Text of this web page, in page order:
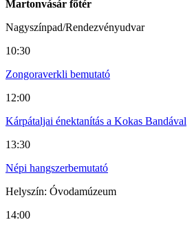
Martonvásár főtér
Nagyszínpad/Rendezvényudvar
10:30
Zongoraverkli bemutató
12:00
Kárpátaljai énektanítás a Kokas Bandával
13:30
Népi hangszerbemutató
Helyszín: Óvodamúzeum
14:00